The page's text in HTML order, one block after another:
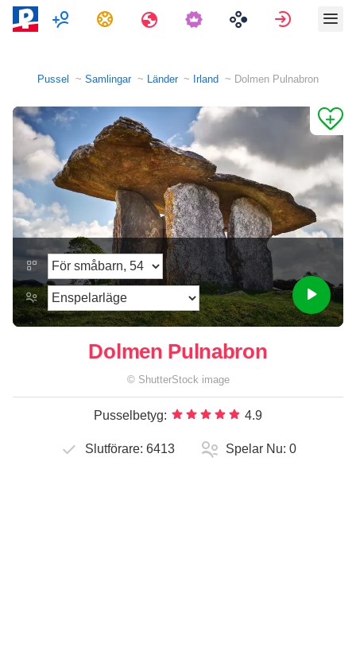
MultiplayerUppgifter Resor Logga in
Pussel Samlingar Länder Irland Dolmen Pulnabron
Dolmen Pulnabron
© ShutterStock image
Pusselbetyg: 4.9
Slutförare: 6413 Spelar Nu: 0